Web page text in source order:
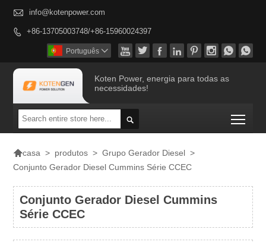
 info@kotenpower.com
 +86-13705003748/+86-15960024397
       
Português 
Koten Power, energia para todas as
necessidades!

casa > produtos > Grupo Gerador Diesel >
Conjunto Gerador Diesel Cummins Série CCEC
Conjunto Gerador Diesel Cummins
Série CCEC